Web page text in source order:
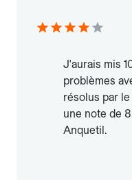
J'aurais mis
problèmes
résolus par
une note de
Anquetil.